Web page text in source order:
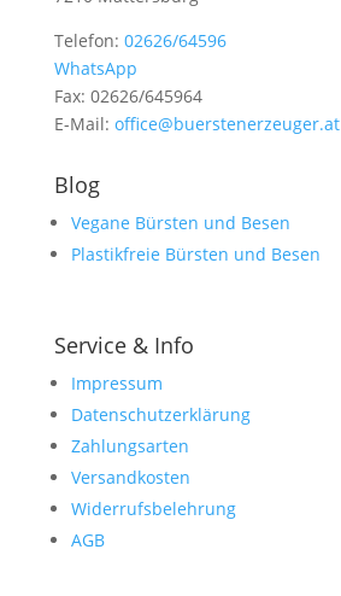
Telefon: 02626/64596
WhatsApp
Fax: 02626/645964
E-Mail: office@buerstenerzeuger.at
Blog
Vegane Bürsten und Besen
Plastikfreie Bürsten und Besen
Service & Info
Impressum
Datenschutzerklärung
Zahlungsarten
Versandkosten
Widerrufsbelehrung
AGB